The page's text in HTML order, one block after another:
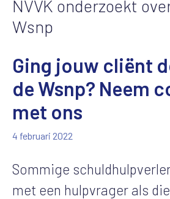
NVVK onderzoekt
Wsnp
Ging jouw cliënt
de Wsnp? Neem
met ons
4 februari 2022
Sommige
met een hulpvrager als